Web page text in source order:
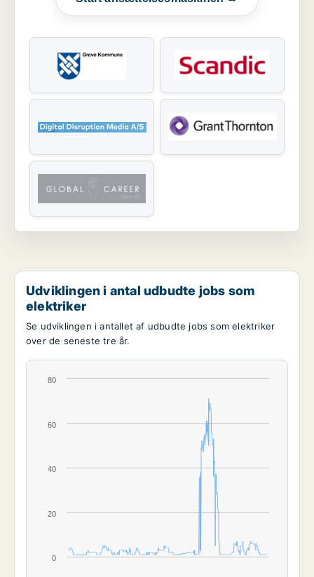
Udviklingen i antal udbudte jobs som
elektriker
Se udviklingen i antallet af udbudte jobs som elektriker
over de seneste tre år.
0
20
40
60
80